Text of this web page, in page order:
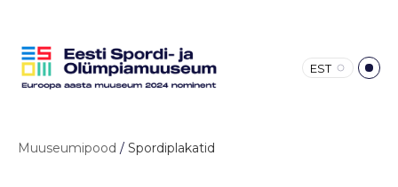
EST
Muuseumipood / Spordiplakatid